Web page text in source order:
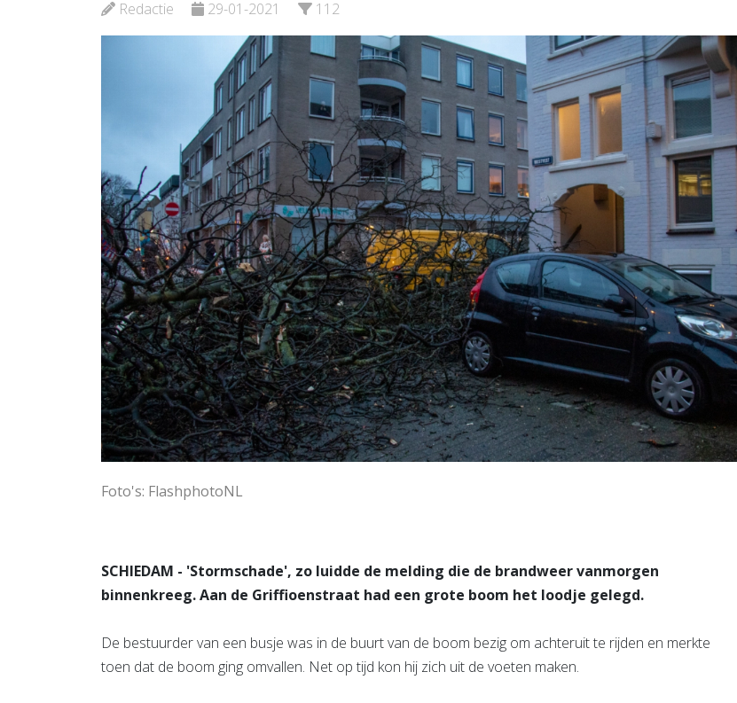
Redactie 29-01-2021 112
Foto's: FlashphotoNL
SCHIEDAM - 'Stormschade', zo luidde de melding die de brandweer vanmorgen
binnenkreeg. Aan de Griffioenstraat had een grote boom het loodje gelegd.
De bestuurder van een busje was in de buurt van de boom bezig om achteruit te rijden en merkte
toen dat de boom ging omvallen. Net op tijd kon hij zich uit de voeten maken.
Bekijk de pagina Bekijk de pagina